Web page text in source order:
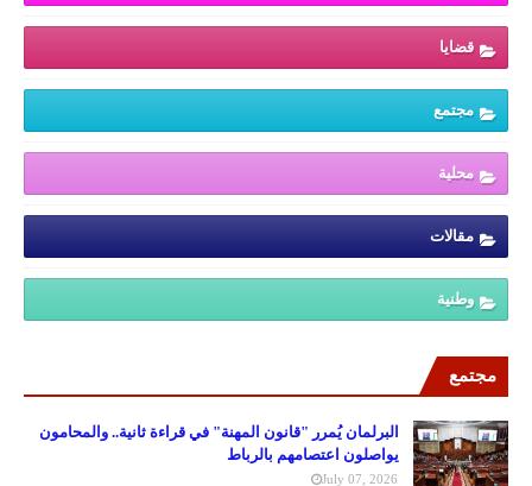
قضايا
مجتمع
محلية
مقالات
وطنية
مجتمع
البرلمان يُمرر "قانون المهنة" في قراءة ثانية.. والمحامون
يواصلون اعتصامهم بالرباط
July 07, 2026